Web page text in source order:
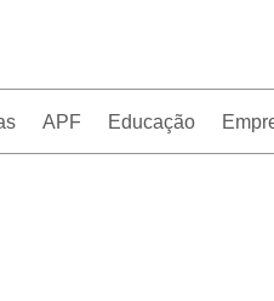
APF Educação